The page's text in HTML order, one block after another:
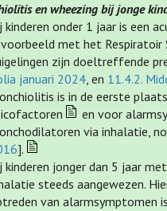
en wheezing bij jonge
kinderen onder 1 jaar is een
met het Respiratoir
zijn doeltreffende
januari 2024, en 11.4.2.
is in de eerste
en voor
via inhalatie,
].
kinderen jonger dan 5 jaar
steeds aangewezen.
van alarmsymptomen